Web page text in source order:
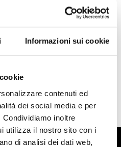
Informazioni sui cookie
contenuti ed
dei social media e per
inoltre
utilizza il nostro sito con i
di analisi dei dati web,
di giornalismo locale si espande